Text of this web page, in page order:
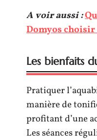
A voir aussi :
Domyos choisir
Les bienfaits
Pratiquer
manière de
profitant d’une
Les séances